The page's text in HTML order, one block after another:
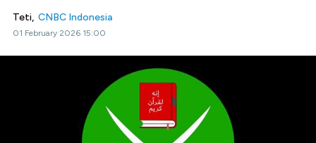
Teti, CNBC Indonesia
01 February 2026 15:00